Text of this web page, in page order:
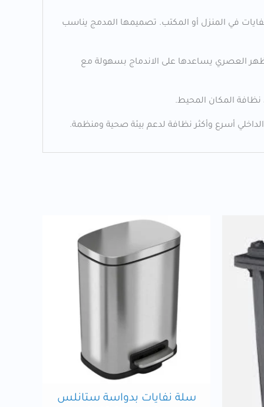
تمنحك حلاً أنيقاً وعملياً للتخلص من النفايات في المنزل أو المكتب. تصميمها المدمج يناسب
العصري يساعدها على الاندماج بسهولة مع
نظافة المكان المحيط.
أسرع وأكثر نظافة لدعم بيئة صحية ومنظمة.
سلة نفايات بدواسة ستانلس